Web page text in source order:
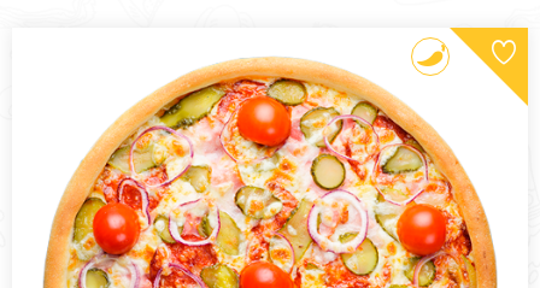
ПАСТА
ГОРЯЧЕЕ
СУПЫ
НАПИТКИ
ДЕСЕРТЫ